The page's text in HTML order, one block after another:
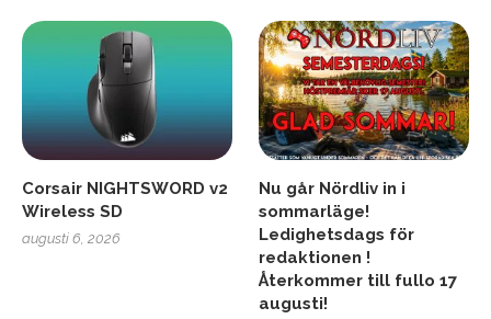
Corsair NIGHTSWORD v2
Wireless SD
augusti 6, 2026
Nu går Nördliv in i
sommarläge!
Ledighetsdags för
redaktionen !
Återkommer till fullo 17
augusti!